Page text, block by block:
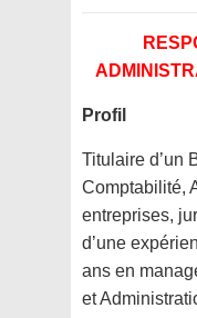
Profil
Titulaire d’un
Comptabilité,
entreprises,
d’une
ans en
et